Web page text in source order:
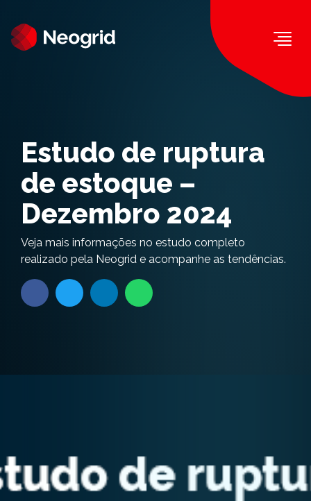
Estudo de ruptura
de estoque –
Dezembro 2024
Veja mais informações no estudo completo
realizado pela Neogrid e acompanhe as tendências.